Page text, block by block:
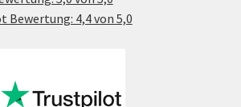
Bewertung: 4,4 von 5,0